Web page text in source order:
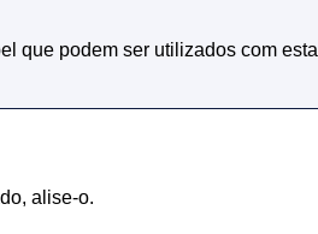
que podem ser utilizados com esta
alise-o.